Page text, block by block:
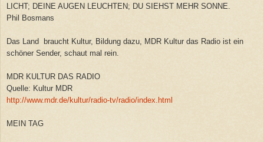
LICHT; DEINE AUGEN LEUCHTEN; DU SIEHST MEHR SONNE.
Phil Bosmans
Das Land braucht Kultur, Bildung dazu, MDR Kultur das Radio ist ein
schöner Sender, schaut mal rein.
MDR KULTUR DAS RADIO
Quelle: Kultur MDR
http://www.mdr.de/kultur/radio-tv/radio/index.html
MEIN TAG